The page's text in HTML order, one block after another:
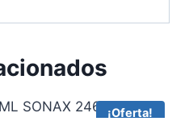
¡Oferta!